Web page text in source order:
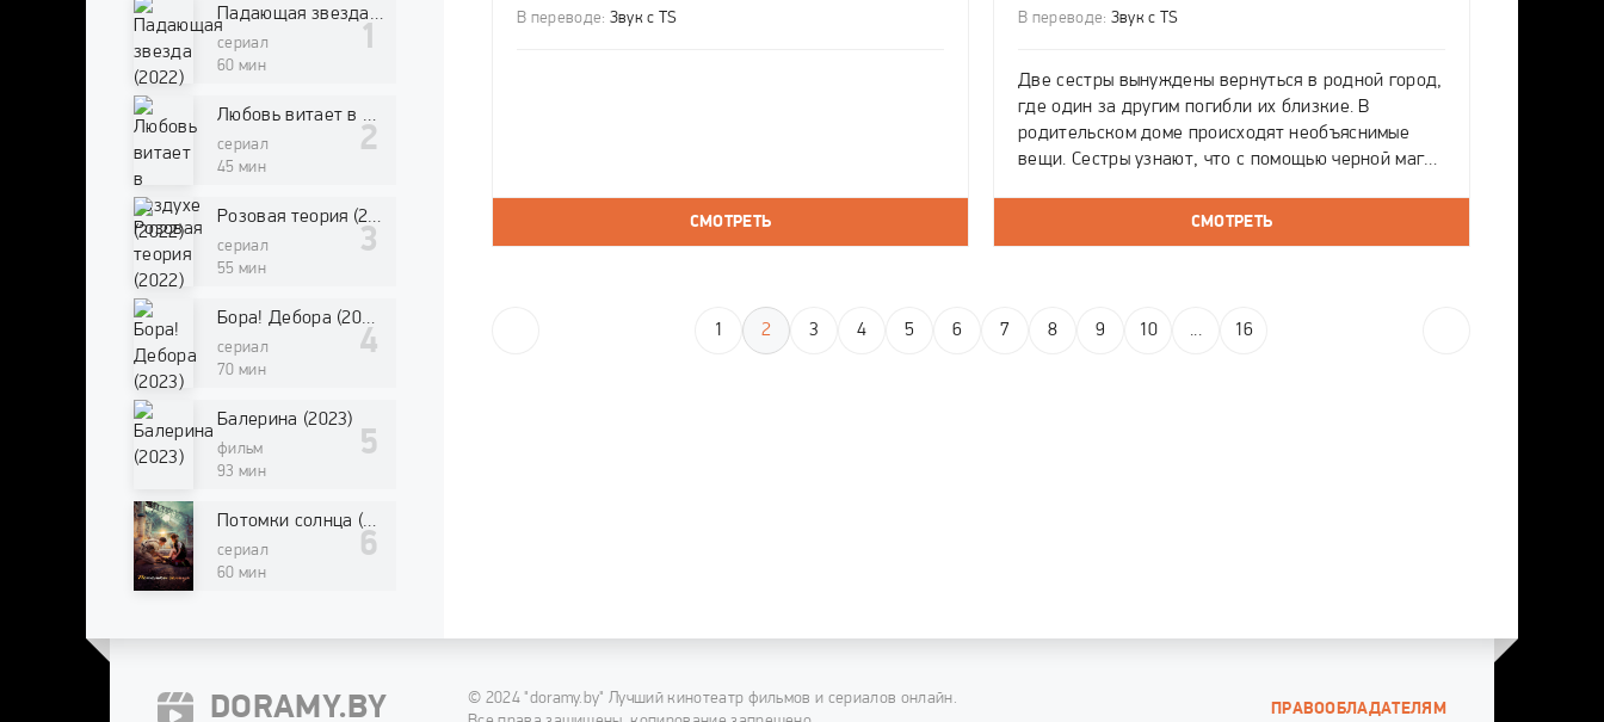
В переводе: Звук с TS
СМОТРЕТЬ
В переводе: Звук с TS
Две сестры вынуждены вернуться в родной город,
где один за другим погибли их близкие. В
родительском доме происходят необъяснимые
вещи. Сестры узнают, что с помощью черной магии
семейного проклятия — в надежде защитить
СМОТРЕТЬ
1 2 3 4 5 6 7 8 9 10 ... 16
Падающая звезда (2022)
сериал
60 мин
Любовь витает в воздухе (2022)
сериал
45 мин
Розовая теория (2022)
сериал
55 мин
Бора! Дебора (2023)
сериал
70 мин
Балерина (2023)
фильм
93 мин
Потомки солнца (2016)
сериал
60 мин
DORAMY.BY
© 2024 "doramy.by" Лучший кинотеатр фильмов и сериалов онлайн.
ПРАВООБЛАДАТЕЛЯМ